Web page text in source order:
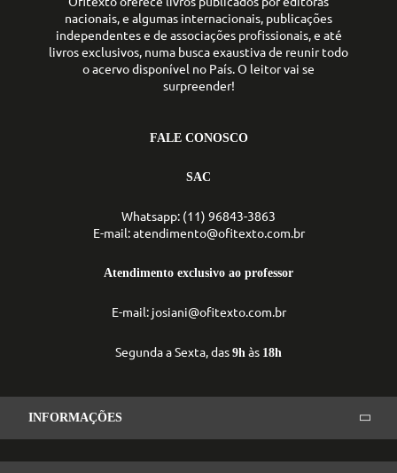
nacionais, e algumas internacionais, publicações
independentes e de associações profissionais, e até
livros exclusivos, numa busca exaustiva de reunir todo
o acervo disponível no País. O leitor vai se
surpreender!
FALE CONOSCO
SAC
Whatsapp: (11) 96843-3863
E-mail: atendimento@ofitexto.com.br
Atendimento exclusivo ao professor
E-mail: josiani@ofitexto.com.br
Segunda a Sexta, das 9h às 18h
INFORMAÇÕES